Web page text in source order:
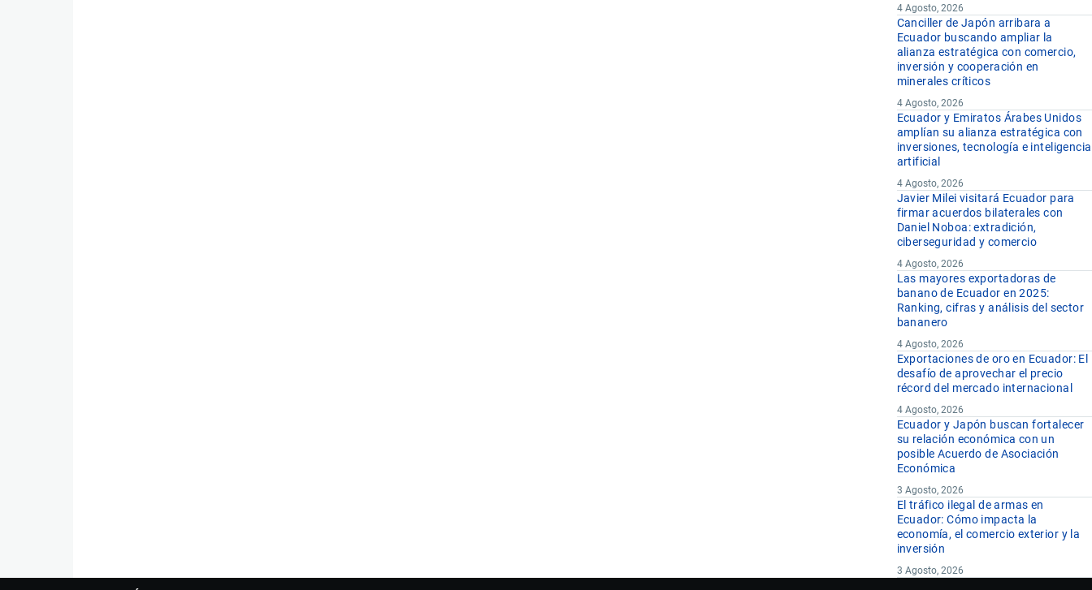
4 Agosto, 2026
Canciller de Japón arribara a
Ecuador buscando ampliar la
alianza estratégica con comercio,
inversión y cooperación en
minerales críticos
4 Agosto, 2026
Ecuador y Emiratos Árabes Unidos
amplían su alianza estratégica con
inversiones, tecnología e inteligencia
artificial
4 Agosto, 2026
Javier Milei visitará Ecuador para
firmar acuerdos bilaterales con
Daniel Noboa: extradición,
ciberseguridad y comercio
4 Agosto, 2026
Las mayores exportadoras de
banano de Ecuador en 2025:
Ranking, cifras y análisis del sector
bananero
4 Agosto, 2026
Exportaciones de oro en Ecuador: El
desafío de aprovechar el precio
récord del mercado internacional
4 Agosto, 2026
Ecuador y Japón buscan fortalecer
su relación económica con un
posible Acuerdo de Asociación
Económica
3 Agosto, 2026
El tráfico ilegal de armas en
Ecuador: Cómo impacta la
economía, el comercio exterior y la
inversión
3 Agosto, 2026